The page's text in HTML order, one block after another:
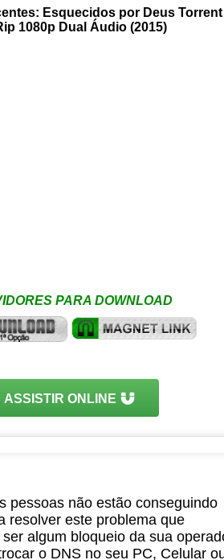
Esquecidos por Deus
1080p Dual Áudio (2015)
PARA DOWNLOAD
ASSISTIR ONLINE
pessoas não estão conseguindo
resolver este problema que
algum bloqueio da sua
o DNS no seu PC, Celular